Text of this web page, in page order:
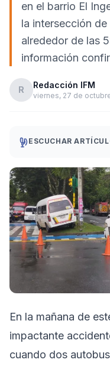
en el barrio El
la intersección
alrededor de las
información
R Redacción IFM
viernes, 27 de
ESCUCHAR
En la mañana de
impactante
cuando dos